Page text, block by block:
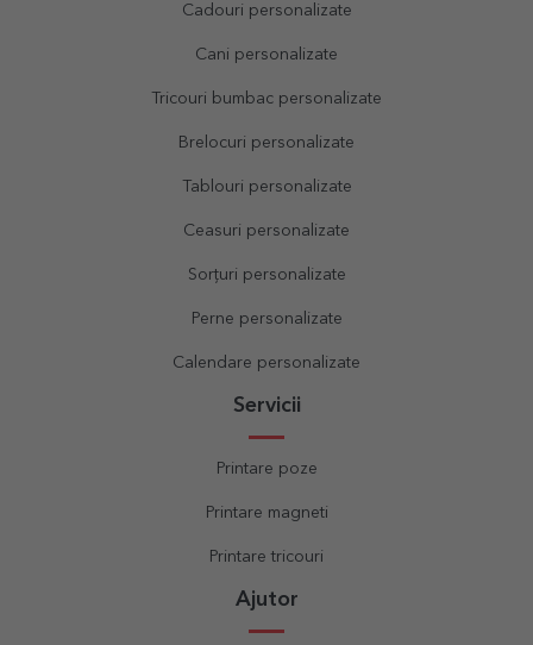
Cadouri personalizate
Cani personalizate
Tricouri bumbac personalizate
Brelocuri personalizate
Tablouri personalizate
Ceasuri personalizate
Sorțuri personalizate
Perne personalizate
Calendare personalizate
Servicii
Printare poze
Printare magneti
Printare tricouri
Ajutor